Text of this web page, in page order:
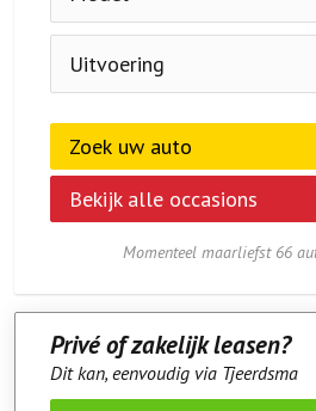
Zoek uw auto
Bekijk alle occasions
Dit kan, eenvoudig via Tjeerdsma
Meer over